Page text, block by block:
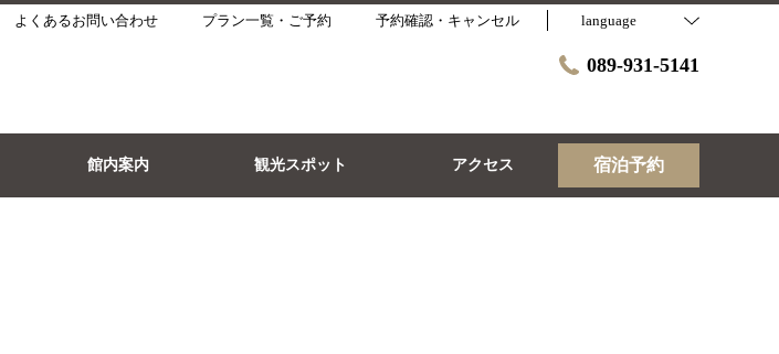
よくあるお問い合わせ プラン一覧・ご予約 予約確認・キャンセル language
089-931-5141
館内案内 観光スポット アクセス 宿泊予約